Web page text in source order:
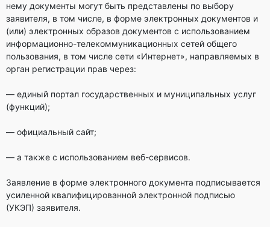
нему документы могут быть представлены по выбору
заявителя, в том числе, в форме электронных документов и
(или) электронных образов документов с использованием
информационно-телекоммуникационных сетей общего
пользования, в том числе сети «Интернет», направляемых в
орган регистрации прав через:
— единый портал государственных и муниципальных услуг
(функций);
— официальный сайт;
— а также с использованием веб-сервисов.
Заявление в форме электронного документа подписывается
усиленной квалифицированной электронной подписью
(УКЭП) заявителя.